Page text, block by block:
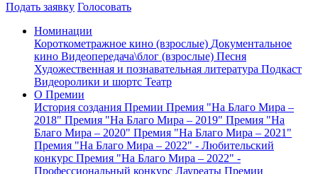
Подать заявку Голосовать
Номинации
Короткометражное кино (взрослые) Документальное
кино Видеопередача\блог (взрослые) Песня
Художественная и познавательная литература Подкаст
Видеоролики и шортс Театр
О Премии
История создания Премии Премия "На Благо Мира –
2018" Премия "На Благо Мира – 2019" Премия "На
Благо Мира – 2020" Премия "На Благо Мира – 2021"
Премия "На Благо Мира – 2022" - Любительский
конкурс Премия "На Благо Мира – 2022" -
Профессиональный конкурс Лауреаты Премии